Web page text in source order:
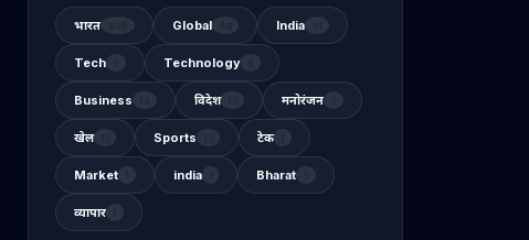
भारत Global India
Tech Technology
Business विदेश मनोरंजन
खेल Sports टेक
Market india Bharat
व्यापार